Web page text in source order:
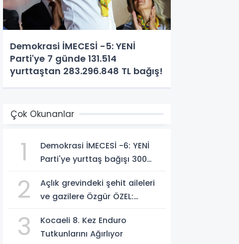
Demokrasi İMECESİ -5: YENİ
Parti'ye 7 günde 131.514
yurttaştan 283.296.848 TL bağış!
Çok Okunanlar
1
Demokrasi İMECESİ -6: YENİ
Parti'ye yurttaş bağışı 300
2
Açlık grevindeki şehit aileleri
ve gazilere Özgür ÖZEL:
yanınızdayız'
3
Kocaeli 8. Kez Enduro
Tutkunlarını Ağırlıyor